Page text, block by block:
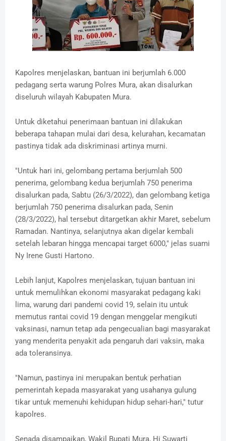
Kapolres menjelaskan, bantuan ini berjumlah 6.000
pedagang serta warung Polres Mura, akan disalurkan
diseluruh wilayah Kabupaten Mura.
Untuk diketahui penerimaan bantuan ini dilakukan
beberapa tahapan mulai dari desa, kelurahan, kecamatan
pastinya tidak ada diskriminasi artinya murni.
"Untuk hari ini, gelombang pertama berjumlah 500
penerima, gelombang kedua berjumlah 750 penerima
disalurkan pada, Sabtu (26/3/2022), dan gelombang ketiga
berjumlah 750 penerima disalurkan pada, Senin
(28/3/2022), hal tersebut ditargetkan akhir Maret, sebelum
Ramadan. Nantinya, selanjutnya akan digelar kembali
setelah lebaran hingga mencapai target 6000," jelas suami
Ny Irene Gusti Hartono.
Lebih lanjut, Kapolres menjelaskan, tujuan bantuan ini
untuk memulihkan ekonomi masyarakat pedagang kaki
lima, warung dari pandemi covid 19, selain itu untuk
memutus rantai covid 19 dengan menggelar mengikuti
vaksinasi, namun tetap ada pengecualian bagi masyarakat
yang menderita penyakit ada pengaruh dari vaksin, maka
ada toleransinya.
"Namun, pastinya ini merupakan bentuk perhatian
pemerintah kepada masyarakat yang usahanya gulung
tikar untuk memenuhi kehidupan hidup sehari-hari," tutur
kapolres.
Senada disampaikan, Wakil Bupati Mura, Hj Suwarti